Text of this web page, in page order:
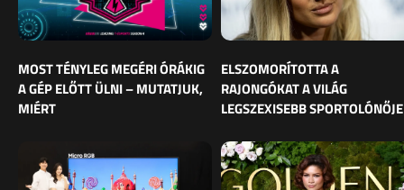
MOST TÉNYLEG MEGÉRI ÓRÁKIG
A GÉP ELŐTT ÜLNI – MUTATJUK,
MIÉRT
ELSZOMORÍTOTTA A
RAJONGÓKAT A VILÁG
LEGSZEXISEBB SPORTOLÓNŐJE